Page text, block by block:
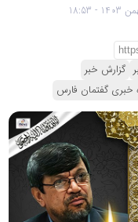
گزارش خبر
خبری گفتمان فارس